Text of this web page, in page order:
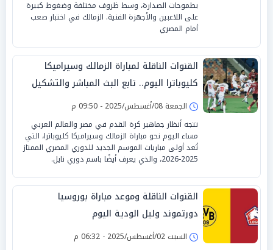
بطموحات الصدارة، وسط ظروف مختلفة وضغوط كبيرة
على اللاعبين والأجهزة الفنية. الزمالك في اختبار صعب
أمام المصري
القنوات الناقلة لمباراة الزمالك وسيراميكا
كليوباترا اليوم.. تابع البث المباشر والتشكيل
الرسمي
الجمعة 08/أغسطس/2025 - 09:50 م
تتجه أنظار جماهير كرة القدم في مصر والعالم العربي
مساء اليوم نحو مباراة الزمالك وسيراميكا كليوباترا، التي
تُعد أولى مباريات الموسم الجديد للدوري المصري الممتاز
2025-2026، والذي يعرف أيضًا باسم دوري نايل.
القنوات الناقلة وموعد مباراة بوروسيا
دورتموند وليل الودية اليوم
السبت 02/أغسطس/2025 - 06:32 م